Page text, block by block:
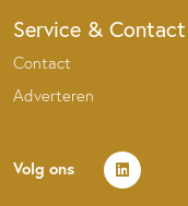
Service & Contact
Contact
Adverteren
Volg ons